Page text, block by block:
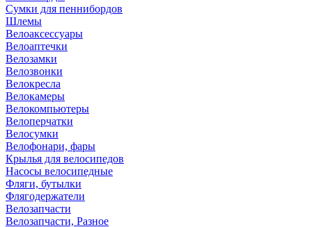
Сумки для пеннибордов
Шлемы
Велоаксессуары
Велоаптечки
Велозамки
Велозвонки
Велокресла
Велокамеры
Велокомпьютеры
Велоперчатки
Велосумки
Велофонари, фары
Крылья для велосипедов
Насосы велосипедные
Фляги, бутылки
Флягодержатели
Велозапчасти
Велозапчасти, Разное